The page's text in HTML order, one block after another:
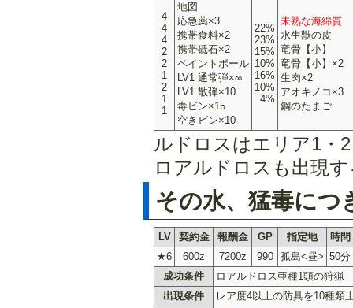
4
4
4
2
2
1
2
1
1
地図
応急薬×3
携帯食料×2
携帯砥石×2
ペイントボール
LV1 通常弾×∞
LV1 散弾×10
毒ビン×15
空きビン×10
22%
23%
15%
10%
16%
10%
4%
未熟な海綿質
水生獣の皮
竜骨【小】
竜骨【小】×2
生肉×2
アオキノコ×3
鋼のたまご
ルドロスはエリア1・
ロアルドロスも出現
その水、猛毒につ
LV 契約金 報酬金 GP 指定地
時間
★6
600z 7200z 990 孤島<昼> 50分
成功条件
ロアルドロス亜種1頭の狩猟
出現条件
レア度4以上の防具を10種類